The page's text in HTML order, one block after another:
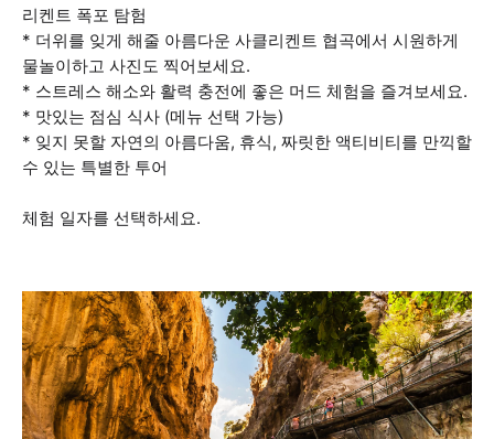
리켄트 폭포 탐험
* 더위를 잊게 해줄 아름다운 사클리켄트 협곡에서 시원하게
물놀이하고 사진도 찍어보세요.
* 스트레스 해소와 활력 충전에 좋은 머드 체험을 즐겨보세요.
* 맛있는 점심 식사 (메뉴 선택 가능)
* 잊지 못할 자연의 아름다움, 휴식, 짜릿한 액티비티를 만끽할
수 있는 특별한 투어
체험 일자를 선택하세요.